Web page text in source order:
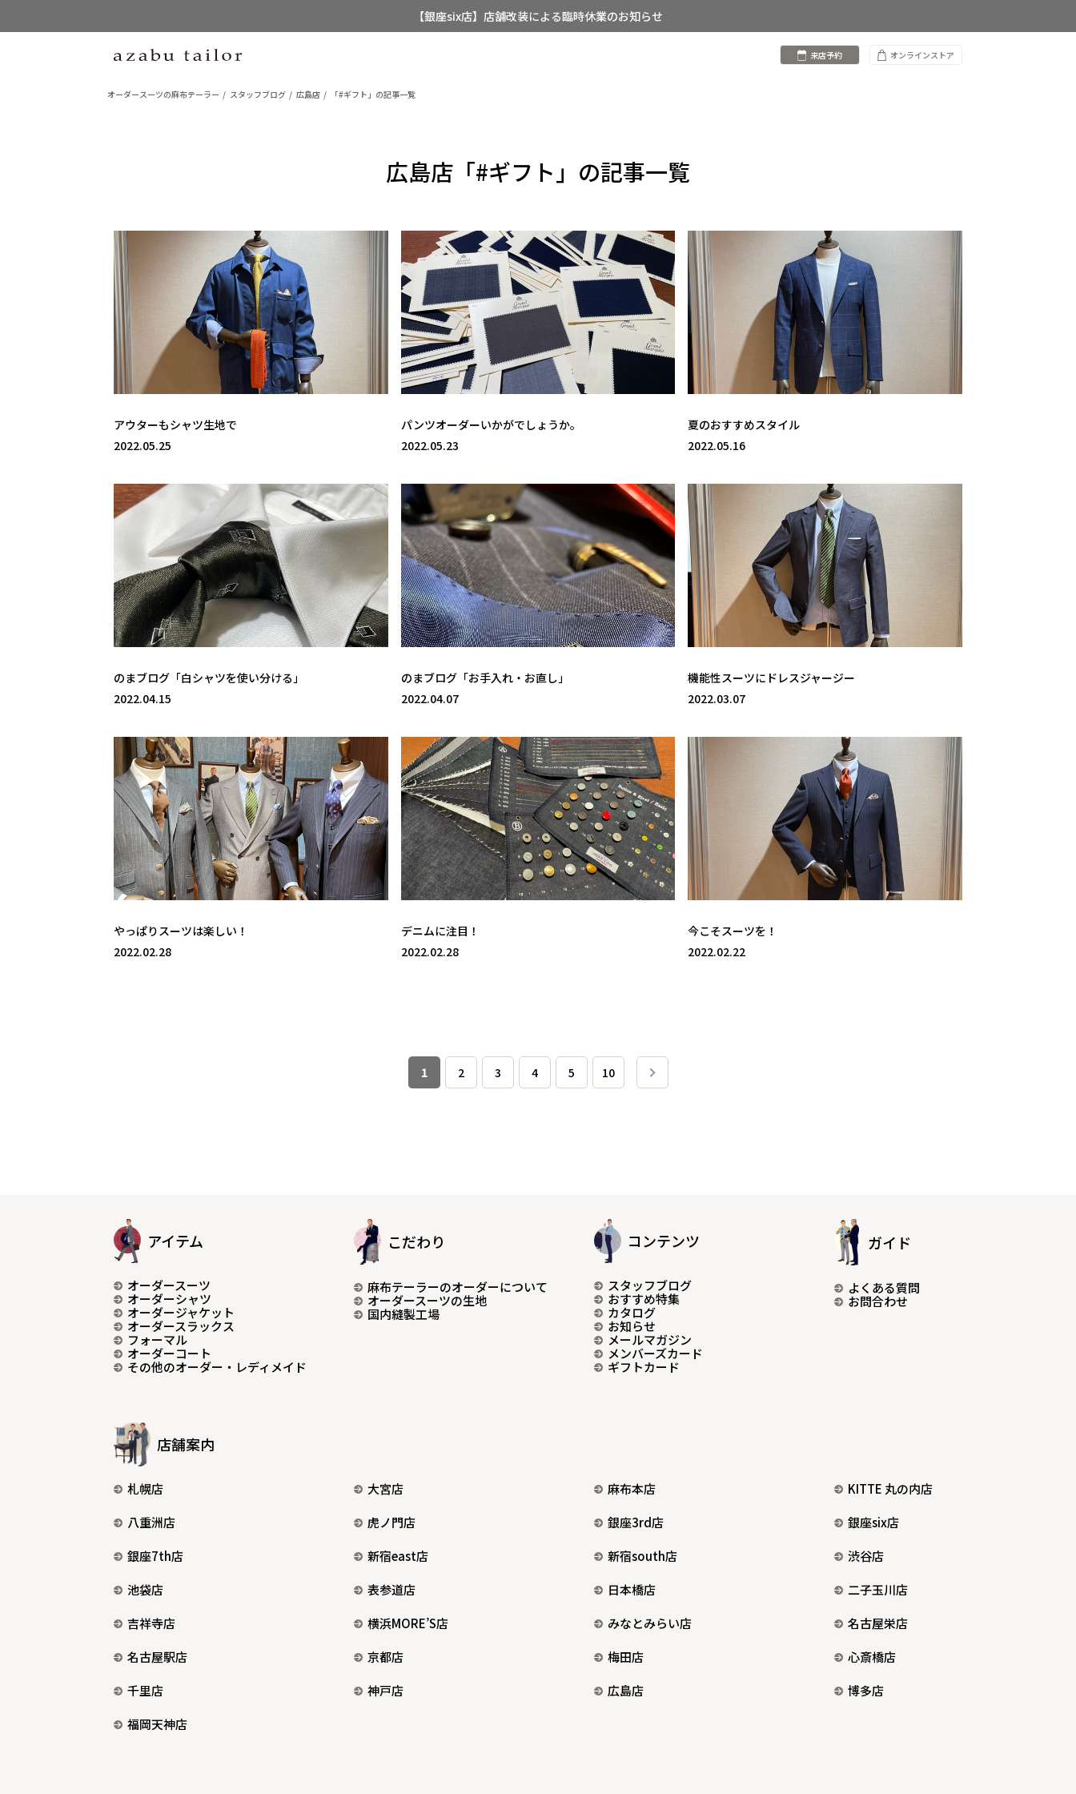
【銀座six店】店舗改装による臨時休業のお知らせ
来店予約 オンラインストア
オーダースーツの麻布テーラー スタッフブログ 広島店 「#ギフト」の記事一覧
広島店「#ギフト」の記事一覧
アウターもシャツ生地で
2022.05.25
パンツオーダーいかがでしょうか。
2022.05.23
夏のおすすめスタイル
2022.05.16
のまブログ「白シャツを使い分ける」
2022.04.15
のまブログ「お手入れ・お直し」
2022.04.07
機能性スーツにドレスジャージー
2022.03.07
やっぱりスーツは楽しい！
2022.02.28
デニムに注目！
2022.02.28
今こそスーツを！
2022.02.22
1 2 3 4 5 10
アイテム
オーダースーツ
オーダーシャツ
オーダージャケット
オーダースラックス
フォーマル
オーダーコート
その他のオーダー・レディメイド
こだわり
麻布テーラーのオーダーについて
オーダースーツの生地
国内縫製工場
コンテンツ
スタッフブログ
おすすめ特集
カタログ
お知らせ
メールマガジン
メンバーズカード
ギフトカード
ガイド
よくある質問
お問合わせ
店舗案内
札幌店 大宮店 麻布本店
KITTE 丸の内店
八重洲店
虎ノ門店 銀座3rd店
銀座six店
銀座7th店
新宿east店 新宿south店
渋谷店
池袋店
表参道店 日本橋店
二子玉川店
吉祥寺店
横浜MORE’S店 みなとみらい店
名古屋栄店
名古屋駅店
京都店 梅田店
心斎橋店
千里店
神戸店 広島店
博多店
福岡天神店